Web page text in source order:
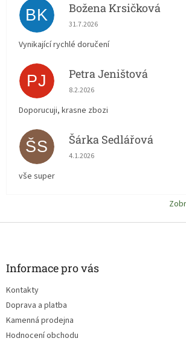
BK Božena Krsičková
Hodnocení obchodu je 5 z 5
31.7.2026
Vynikající rychlé doručení
PJ Petra Jeništová
Hodnocení obchodu je 5 z 5
8.2.2026
Doporucuji, krasne zbozi
ŠS Šárka Sedlářová
Hodnocení obchodu je 5 z 5
4.1.2026
vše super
Informace pro vás
Kontakty
Doprava a platba
Kamenná prodejna
Hodnocení obchodu